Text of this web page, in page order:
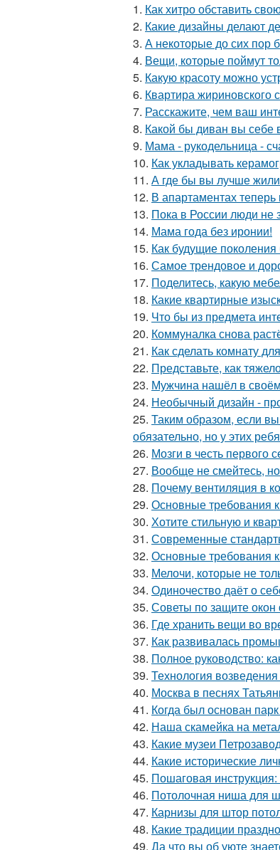
1. Как хитро обставить
2. Какие дизайны делают
3. А некоторые до сих пор
4. Вещи, которые поймут
5. Какую красоту можно
6. Квартира жириновского
7. Расскажите, чем ваш
8. Какой бы диван вы себе
9. Мама - рукодельница -
10. Как укладывать
11. А где бы вы лучше
12. В апартаментах
13. Пока в России люди не
14. Мама года без иронии!
15. Как будущие
16. Самое трендовое и
17. Поделитесь, какую
18. Какие квартирные
19. Что бы из предмета
20. Коммуналка снова
21. Как сделать комнату
22. Представьте, как
23. Мужчина нашёл в
24. Необычный дизайн -
25. Таким образом, если вы
обязательно, но у этих
26. Мозги в честь первого
27. Вообще не смейтесь,
28. Почему вентиляция в
29. Основные требования
30. Хотите стильную и
31. Современные
32. Основные требования
33. Мелочи, которые не
34. Одиночество даёт о
35. Советы по защите окон
36. Где хранить вещи во
37. Как развивалась
38. Полное руководство:
39. Технология
40. Москва в песнях
41. Когда был основан
42. Наша скамейка на
43. Какие музеи
44. Какие исторические
45. Пошаговая
46. Потолочная ниша для
47. Карнизы для штор
48. Какие традиции
49. Да что вы об уюте